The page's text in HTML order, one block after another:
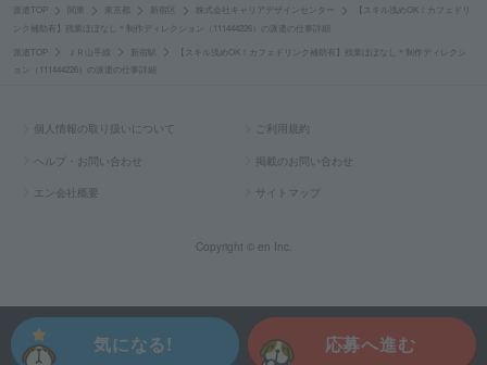
応募へ進む
気になる!
派遣TOP 東京都 新宿区 株式会社キャリアデザインセンター
【スキル浅めOK！カフェドリ
ンク補助有】残業ほぼなし＊制作ディレクション（111444226）の派遣の仕事詳細
派遣TOP ＪＲ山手線 新宿駅
【スキル浅めOK！カフェドリンク補助有】残業ほぼなし＊制作ディレクシ
ョン（111444226）の派遣の仕事詳細
個人情報の取り扱いについて ご利用規約
ヘルプ・お問い合わせ 掲載のお問い合わせ
エン会社概要 サイトマップ
Copyright © en Inc.